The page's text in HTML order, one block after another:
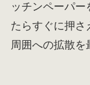
ッチンペーパ
たらすぐに押さ
周囲への拡散を